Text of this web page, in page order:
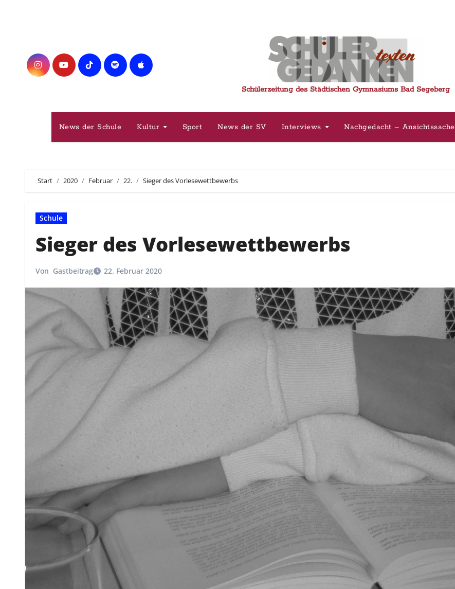
Schülerzeitung des Städtischen Gymnasiums Bad Segeberg
News der Schule Kultur Sport News der SV Interviews Nachgedacht – Ansichtssache
Start 2020 Februar 22. Sieger des Vorlesewettbewerbs
Schule
Sieger des Vorlesewettbewerbs
Von Gastbeitrag 22. Februar 2020